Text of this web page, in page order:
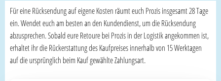
Für eine Rücksendung auf eigene Kosten räumt euch Prozis insgesamt 28 Tage
ein. Wendet euch am besten an den Kundendienst, um die Rücksendung
abzusprechen. Sobald eure Retoure bei Prozis in der Logistik angekommen ist,
erhaltet ihr die Rückerstattung des Kaufpreises innerhalb von 15 Werktagen
auf die ursprünglich beim Kauf gewählte Zahlungsart.